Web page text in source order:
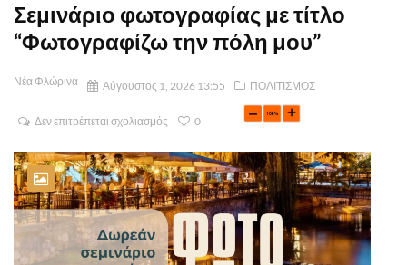
Σεμινάριο φωτογραφίας με τίτλο
“Φωτογραφίζω την πόλη μου”
Νέα Φλώρινα Αύγουστος 1, 2026 13:55 ΠΟΛΙΤΙΣΜΟΣ
Δεν επιτρέπεται σχολιασμός 0